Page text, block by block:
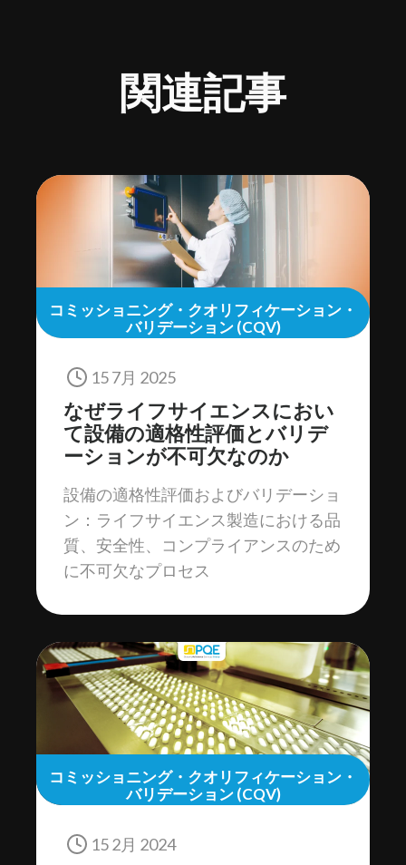
関連記事
コミッショニング・クオリフィケーション・
バリデーション (CQV)
15 7月 2025
なぜライフサイエンスにおい
て設備の適格性評価とバリデ
ーションが不可欠なのか
設備の適格性評価およびバリデーショ
ン：ライフサイエンス製造における品
質、安全性、コンプライアンスのため
に不可欠なプロセス
コミッショニング・クオリフィケーション・
バリデーション (CQV)
15 2月 2024